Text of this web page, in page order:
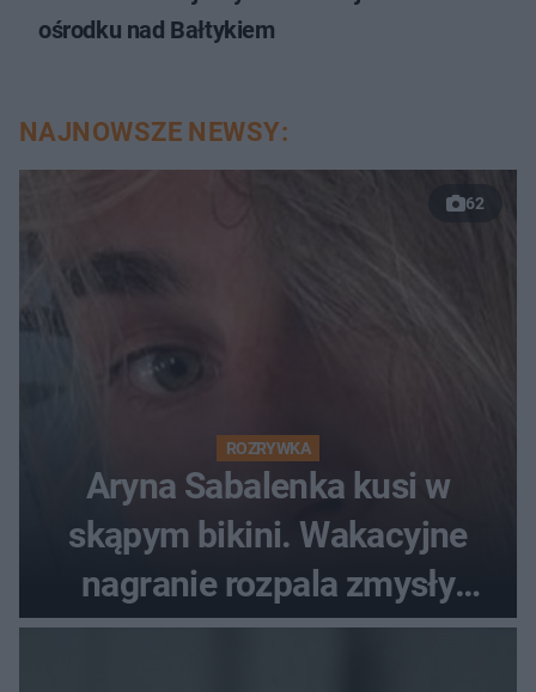
ośrodku nad Bałtykiem
NAJNOWSZE NEWSY:
62
ROZRYWKA
Aryna Sabalenka kusi w
skąpym bikini. Wakacyjne
nagranie rozpala zmysły
fanów